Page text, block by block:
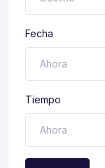
Fecha
Tiempo